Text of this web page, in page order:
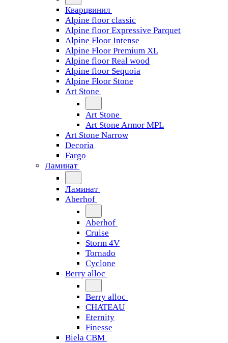
Кварцвинил
Alpine floor classic
Alpine floor Expressive Parquet
Alpine Floor Intense
Alpine Floor Premium XL
Alpine floor Real wood
Alpine floor Sequoia
Alpine Floor Stone
Art Stone
Art Stone
Art Stone Armor MPL
Art Stone Narrow
Decoria
Fargo
Ламинат
Ламинат
Aberhof
Aberhof
Cruise
Storm 4V
Tornado
Сyclone
Berry alloc
Berry alloc
CHATEAU
Eternity
Finesse
Biela CBM